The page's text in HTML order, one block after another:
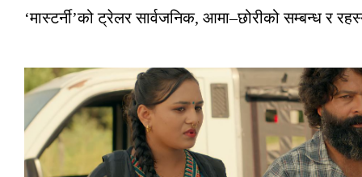
‘मास्टर्नी’को ट्रेलर सार्वजनिक, आमा–छोरीको सम्बन्ध र